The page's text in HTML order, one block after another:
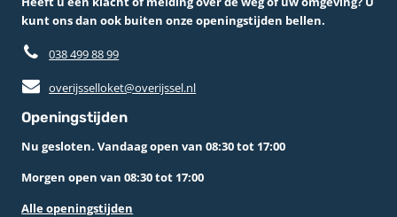
kunt ons dan ook buiten onze openingstijden bellen.
038 499 88 99
overijsselloket@overijssel.nl
Openingstijden
Nu gesloten. Vandaag open van 08:30 tot 17:00
Morgen open van 08:30 tot 17:00
Alle openingstijden